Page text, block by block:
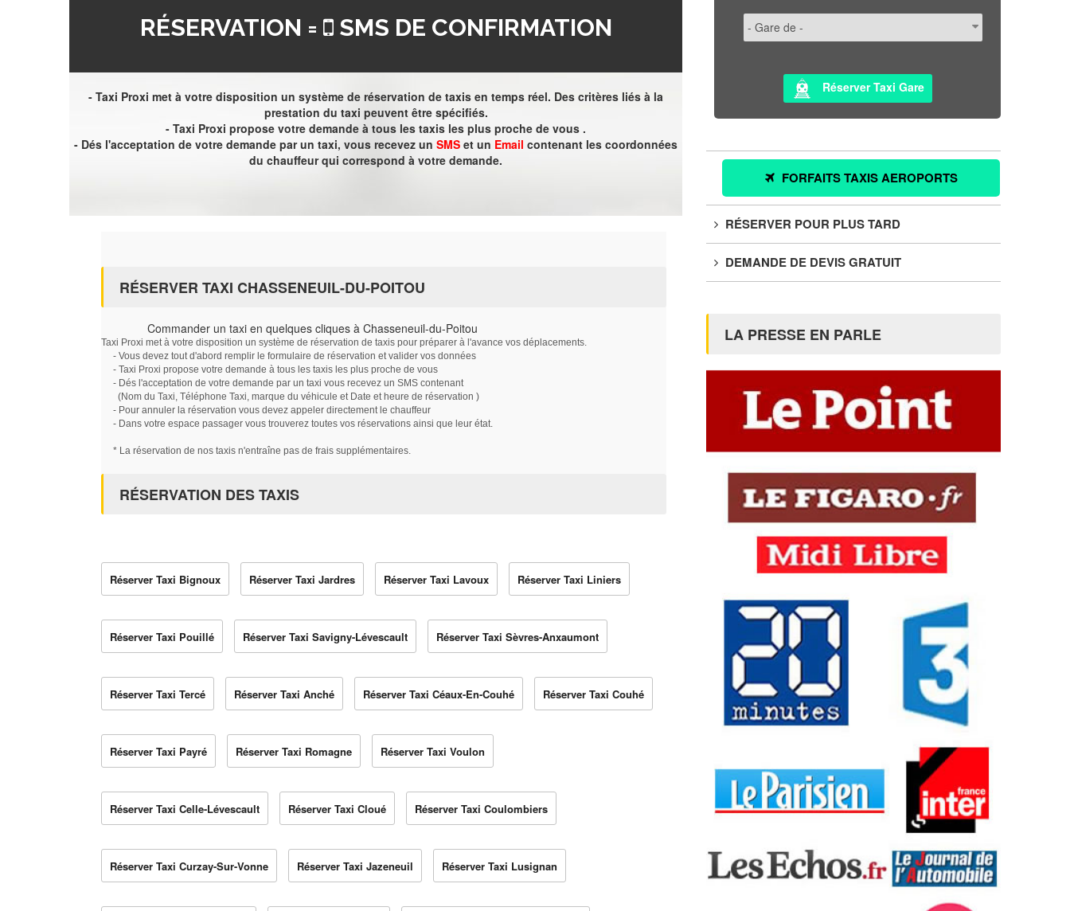
RÉSERVATION = SMS DE CONFIRMATION
- Taxi Proxi met à votre disposition un système de réservation de taxis en temps réel. Des critères liés à la
prestation du taxi peuvent être spécifiés.
- Taxi Proxi propose votre demande à tous les taxis les plus proche de vous .
- Dés l'acceptation de votre demande par un taxi, vous recevez un SMS et un Email contenant les coordonnées
du chauffeur qui correspond à votre demande.
RÉSERVER TAXI CHASSENEUIL-DU-POITOU
Commander un taxi en quelques cliques à Chasseneuil-du-Poitou
Taxi Proxi met à votre disposition un système de réservation de taxis pour préparer à l'avance vos déplacements.
- Vous devez tout d'abord remplir le formulaire de réservation et valider vos données
- Taxi Proxi propose votre demande à tous les taxis les plus proche de vous
- Dés l'acceptation de votre demande par un taxi vous recevez un SMS contenant
(Nom du Taxi, Téléphone Taxi, marque du véhicule et Date et heure de réservation )
- Pour annuler la réservation vous devez appeler directement le chauffeur
- Dans votre espace passager vous trouverez toutes vos réservations ainsi que leur état.
* La réservation de nos taxis n'entraîne pas de frais supplémentaires.
RÉSERVATION DES TAXIS
Réserver Taxi Bignoux Réserver Taxi Jardres Réserver Taxi Lavoux Réserver Taxi Liniers
Réserver Taxi Pouillé Réserver Taxi Savigny-Lévescault Réserver Taxi Sèvres-Anxaumont
Réserver Taxi Tercé Réserver Taxi Anché Réserver Taxi Céaux-En-Couhé Réserver Taxi Couhé
Réserver Taxi Payré Réserver Taxi Romagne Réserver Taxi Voulon
Réserver Taxi Celle-Lévescault Réserver Taxi Cloué Réserver Taxi Coulombiers
Réserver Taxi Curzay-Sur-Vonne Réserver Taxi Jazeneuil Réserver Taxi Lusignan
Réserver Taxi Gare
FORFAITS TAXIS AEROPORTS
RÉSERVER POUR PLUS TARD
DEMANDE DE DEVIS GRATUIT
LA PRESSE EN PARLE